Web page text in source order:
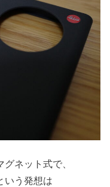
ネット式で、
いう発想は